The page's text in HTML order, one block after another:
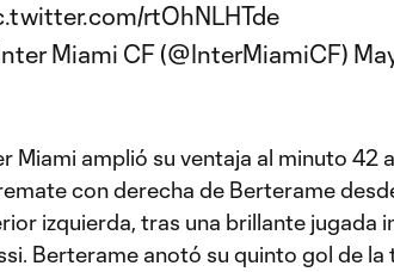
rtOhNLHTde
Miami CF (@InterMiamiCF)
Miami amplió su ventaja al minuto 42
con derecha de Berterame
izquierda, tras una brillante jugada
Berterame anotó su quinto gol de